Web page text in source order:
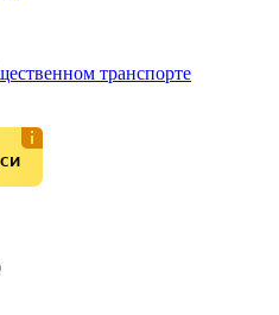
транспорте